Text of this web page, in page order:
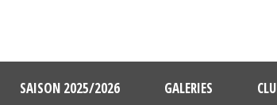
SAISON 2025/2026 GALERIES